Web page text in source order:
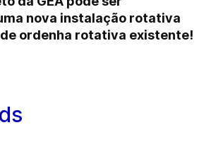
nova instalação rotativa
de ordenha rotativa existente!